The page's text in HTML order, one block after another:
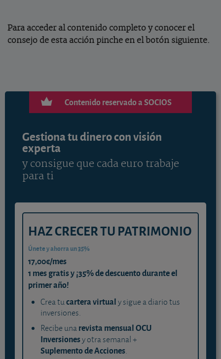
Para acceder al contenido completo y conocer el
consejo de esta acción pinche en el botón siguiente.
Contenido reservado a SOCIOS
Gestiona tu dinero con visión
experta
y consigue que cada euro trabaje
para ti
HAZ CRECER TU PATRIMONIO
Únete y ahorra un 35%
17,00€/mes
1 mes gratis y ¡35% de descuento durante el
primer año!
Crea tucartera virtualy sigue a diario tus
inversiones.
Recibe unarevista mensual OCU
Inversionesy otra semanal +
Suplemento de Acciones.